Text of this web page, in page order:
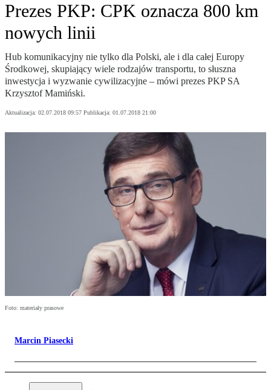
Prezes PKP: CPK oznacza 800 km
nowych linii
Hub komunikacyjny nie tylko dla Polski, ale i dla całej Europy
Środkowej, skupiający wiele rodzajów transportu, to słuszna
inwestycja i wyzwanie cywilizacyjne – mówi prezes PKP SA
Krzysztof Mamiński.
Aktualizacja: 02.07.2018 09:57 Publikacja: 01.07.2018 21:00
Foto: materiały prasowe
Marcin Piasecki